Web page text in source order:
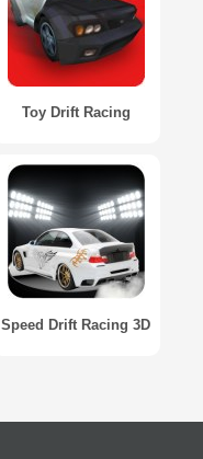
Toy Drift Racing
Speed Drift Racing 3D